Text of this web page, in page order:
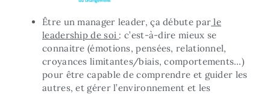
Être un manager leader, ça débute par le
leadership de soi : c’est-à-dire mieux se
connaitre (émotions, pensées, relationnel,
croyances limitantes/biais, comportements…)
pour être capable de comprendre et guider les
autres, et gérer l’environnement et les